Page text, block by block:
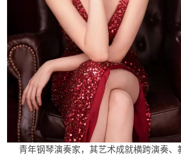
青年钢琴演奏家，其艺术成就横跨演奏、